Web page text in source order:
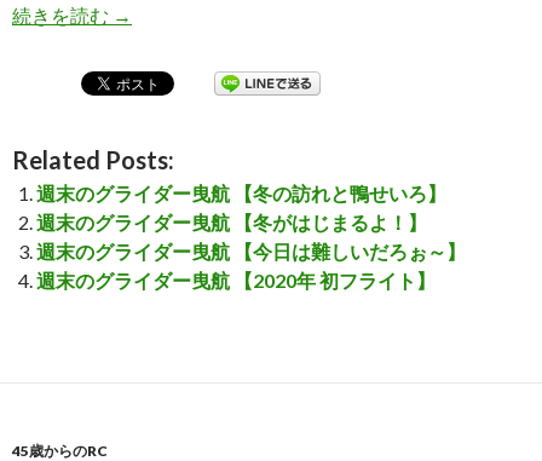
続きを読む 週末のグライダー曳航 【危ないくらいの 強烈な
→
Related Posts:
週末のグライダー曳航 【冬の訪れと鴨せいろ】
週末のグライダー曳航 【冬がはじまるよ！】
週末のグライダー曳航 【今日は難しいだろぉ～】
週末のグライダー曳航 【2020年 初フライト】
45歳からのRC